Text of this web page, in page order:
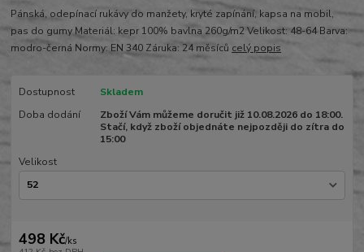
Pánská, odepínací rukávy do manžety, kryté zapínání, kapsa na mobil,
pas do gumy Materiál: kepr 100% bavlna 260g/m2 Velikost: 48-64 Barva:
modro-černá Normy: EN 340 Záruka: 24 měsíců celý popis
Dostupnost
Skladem
Doba dodání
Zboží Vám můžeme doručit již 10.08.2026 do 18:00.
Stačí, když zboží objednáte nejpozději do zítra do
15:00
Velikost
498 Kč/ks